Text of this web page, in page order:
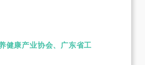
健康产业协会、广东省工